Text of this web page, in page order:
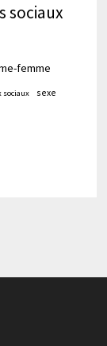
sociaux
femme
sociaux sexe